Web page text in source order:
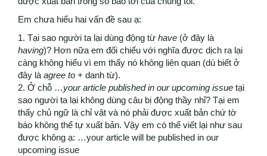
Em chưa hiểu hai vấn đề sau ạ:
1. Tại sao người ta lại dùng động từ have (ở đây là
having)? Hơn nữa em đối chiếu với nghĩa được dịch ra lại
càng không hiểu vì em thấy nó không liên quan (dù biết ở
đây là agree to + danh từ).
2. Ở chỗ …your article published in our upcoming issue tại
sao người ta lại không dùng câu bị động thầy nhỉ? Tại em
thấy chủ ngữ là chỉ vật và nó phải được xuất bản chứ tờ
báo không thể tự xuất bản. Vậy em có thể viết lại như sau
được không ạ: …your article will be published in our
upcoming issue